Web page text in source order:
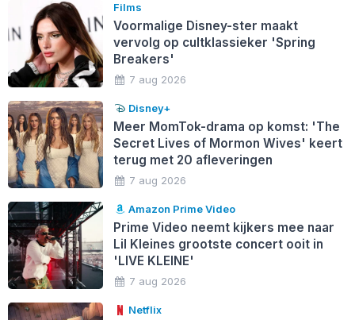
Films
Voormalige Disney-ster maakt
vervolg op cultklassieker 'Spring
Breakers'
7 aug 2026
Disney+
Meer MomTok-drama op komst: 'The
Secret Lives of Mormon Wives' keert
terug met 20 afleveringen
7 aug 2026
Amazon Prime Video
Prime Video neemt kijkers mee naar
Lil Kleines grootste concert ooit in
'LIVE KLEINE'
7 aug 2026
Netflix